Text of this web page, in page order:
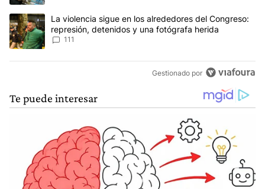
Un artículo de tendencia con el título "La violencia sigue en los
La violencia sigue en los alrededores del Congreso:
represión, detenidos y una fotógrafa herida
111
Gestionado por